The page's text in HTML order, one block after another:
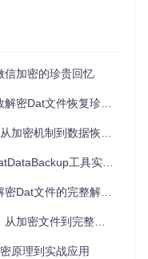
预期结果
常见问
题
功下载工
网络错
试
务管理器
无微信进
残留进
程需手
动结束
图片/视频
坏会提
信加密的珍贵回忆
件恢复珍贵多媒体数据
制到数据恢复实战指南
工具实用指南
文件的完整解决方案
到完整数据的技术探索
原理到实战应用